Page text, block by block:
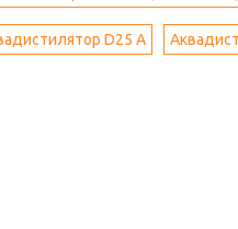
D25 А